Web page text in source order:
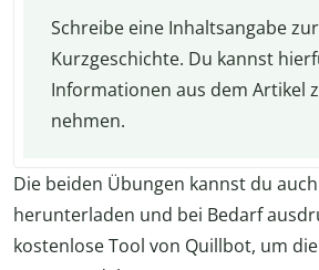
Schreibe eine Inhaltsangabe
Kurzgeschichte. Du kannst
Informationen aus dem Artikel
nehmen.
Die beiden Übungen kannst du auch
herunterladen und bei Bedarf
kostenlose Tool von Quillbot, um die